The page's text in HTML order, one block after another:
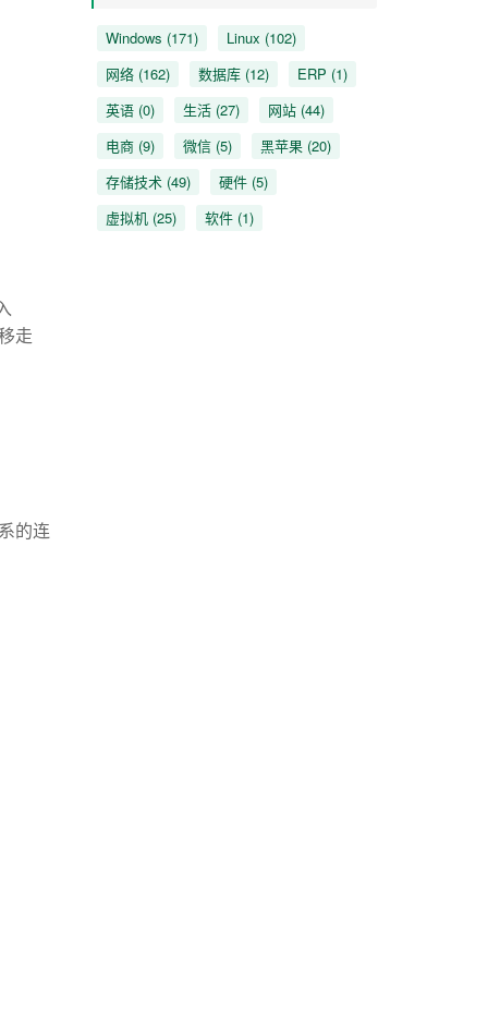
走
的连
Windows (171) Linux (102)
网络(162) 数据库(12) ERP (1)
英语(0) 生活(27) 网站(44)
电商(9) 微信(5) 黑苹果(20)
存储技术(49) 硬件(5)
虚拟机(25) 软件(1)